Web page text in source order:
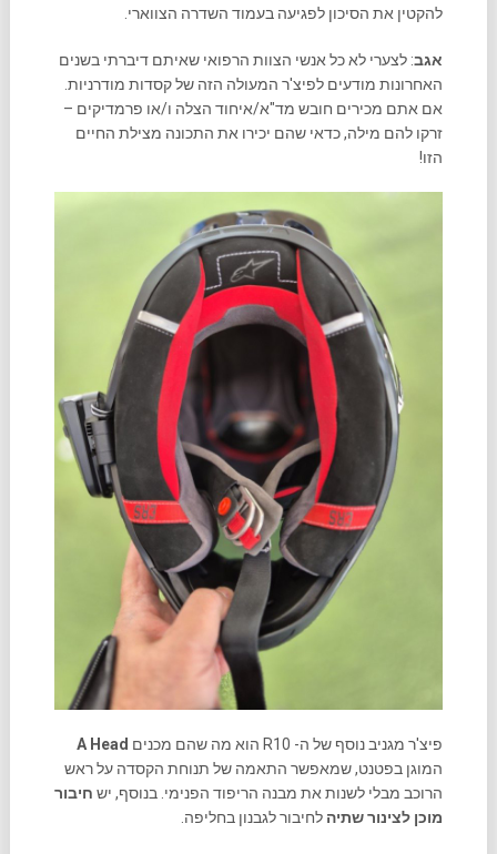
להקטין את הסיכון לפגיעה בעמוד השדרה הצווארי.
אגב: לצערי לא כל אנשי הצוות הרפואי שאיתם דיברתי בשנים
האחרונות מודעים לפיצ'ר המעולה הזה של קסדות מודרניות.
אם אתם מכירים חובש מד"א/איחוד הצלה ו/או פרמדיקים –
זרקו להם מילה, כדאי שהם יכירו את התכונה מצילת החיים
הזו!
פיצ'ר מגניב נוסף של ה- R10 הוא מה שהם מכנים
A Head
המוגן בפטנט, שמאפשר התאמה של תנוחת הקסדה על ראש
הרוכב מבלי לשנות את מבנה הריפוד הפנימי. בנוסף, יש חיבור
מוכן לצינור שתיה לחיבור לגבנון בחליפה.